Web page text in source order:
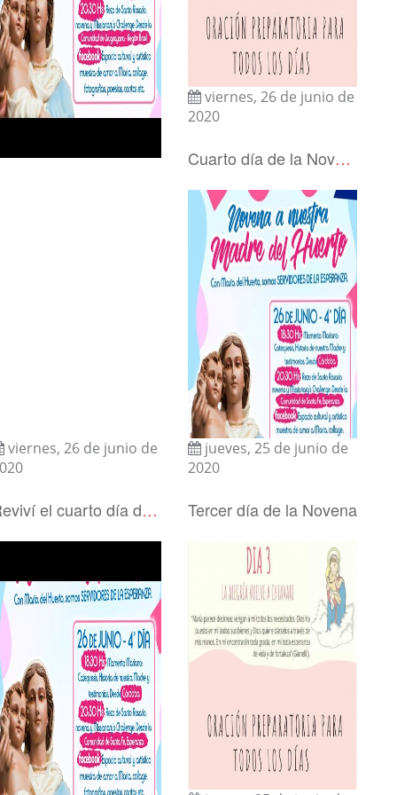
viernes, 26 de junio de
2020
Cuarto día de la Novena
viernes, 26 de junio de
Reviví el cuarto día de la Novena
jueves, 25 de junio de
2020
Tercer día de la Novena